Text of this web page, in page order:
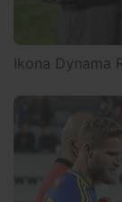
Ikona Dynama